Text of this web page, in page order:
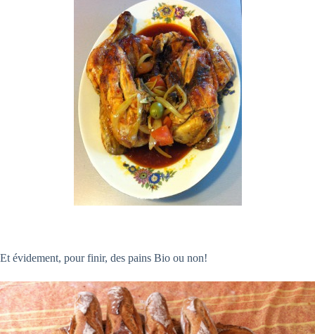
Et évidement, pour finir, des pains Bio ou non!